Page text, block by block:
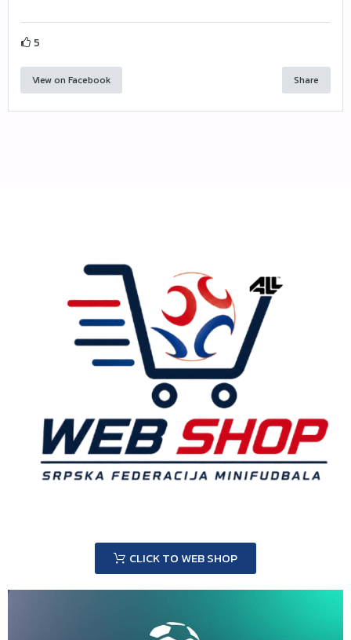
5
View on Facebook Share
CLICK TO WEB SHOP